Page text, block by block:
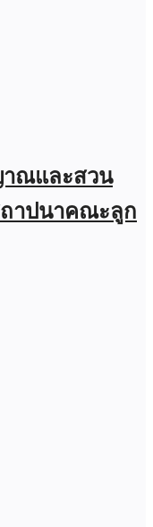
ณและสวน
าปนาคณะลูก